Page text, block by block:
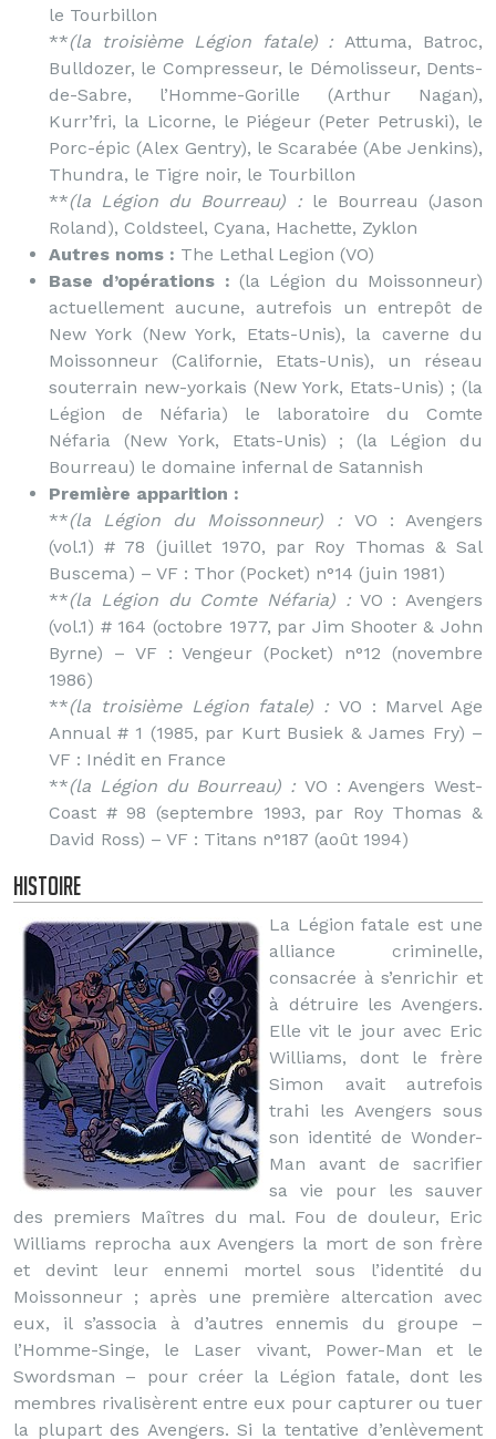
le Tourbillon
**(la troisième Légion fatale) :Attuma, Batroc,
Bulldozer, le Compresseur, le Démolisseur, Dents-
de-Sabre, l’Homme-Gorille (Arthur Nagan),
Kurr’fri, la Licorne, le Piégeur (Peter Petruski), le
Porc-épic (Alex Gentry), le Scarabée (Abe Jenkins),
Thundra, le Tigre noir, le Tourbillon
**(la Légion du Bourreau) :le Bourreau (Jason
Roland), Coldsteel, Cyana, Hachette, Zyklon
Autres noms : The Lethal Legion (VO)
Base d’opérations : (la Légion du Moissonneur)
actuellement aucune, autrefois un entrepôt de
New York (New York, Etats-Unis), la caverne du
Moissonneur (Californie, Etats-Unis), un réseau
souterrain new-yorkais (New York, Etats-Unis) ; (la
Légion de Néfaria) le laboratoire du Comte
Néfaria (New York, Etats-Unis) ; (la Légion du
Bourreau) le domaine infernal de Satannish
Première apparition :
**(la Légion du Moissonneur) : VO : Avengers
(vol.1) # 78 (juillet 1970, par Roy Thomas & Sal
Buscema) – VF : Thor (Pocket) n°14 (juin 1981)
**(la Légion du Comte Néfaria) :VO : Avengers
(vol.1) # 164 (octobre 1977, par Jim Shooter & John
Byrne) – VF : Vengeur (Pocket) n°12 (novembre
1986)
**(la troisième Légion fatale) : VO : Marvel Age
Annual # 1 (1985, par Kurt Busiek & James Fry) –
VF : Inédit en France
**(la Légion du Bourreau) : VO : Avengers West-
Coast # 98 (septembre 1993, par Roy Thomas &
David Ross) – VF : Titans n°187 (août 1994)
Histoire
La Légion fatale est une
alliance criminelle,
consacrée à s’enrichir et
à détruire les Avengers.
Elle vit le jour avec Eric
Williams, dont le frère
Simon avait autrefois
trahi les Avengers sous
son identité de Wonder-
Man avant de sacrifier
sa vie pour les sauver
des premiers Maîtres du mal. Fou de douleur, Eric
Williams reprocha aux Avengers la mort de son frère
et devint leur ennemi mortel sous l’identité du
Moissonneur ; après une première altercation avec
eux, il s’associa à d’autres ennemis du groupe –
l’Homme-Singe, le Laser vivant, Power-Man et le
Swordsman – pour créer la Légion fatale, dont les
membres rivalisèrent entre eux pour capturer ou tuer
la plupart des Avengers. Si la tentative d’enlèvement